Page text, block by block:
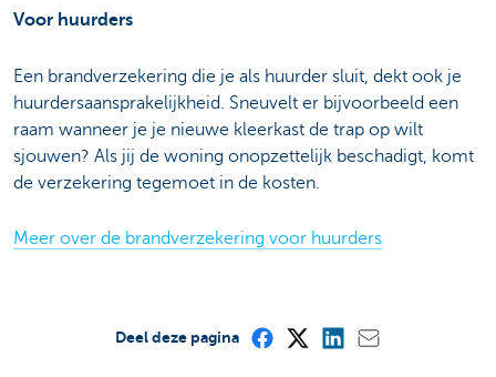
Voor huurders
Een brandverzekering die je als huurder sluit, dekt ook je
huurdersaansprakelijkheid. Sneuvelt er bijvoorbeeld een
raam wanneer je je nieuwe kleerkast de trap op wilt
sjouwen? Als jij de woning onopzettelijk beschadigt, komt
de verzekering tegemoet in de kosten.
Meer over de brandverzekering voor huurders
Deel deze pagina